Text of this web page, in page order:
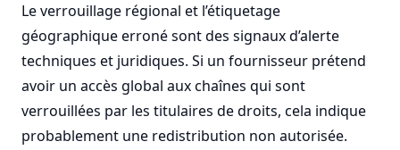
Le verrouillage régional et l’étiquetage
géographique erroné sont des signaux d’alerte
techniques et juridiques. Si un fournisseur prétend
avoir un accès global aux chaînes qui sont
verrouillées par les titulaires de droits, cela indique
probablement une redistribution non autorisée.